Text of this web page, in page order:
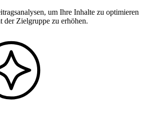
um Ihre Inhalte zu optimieren
der Zielgruppe zu erhöhen.